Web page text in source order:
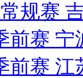
规赛
前赛
前赛